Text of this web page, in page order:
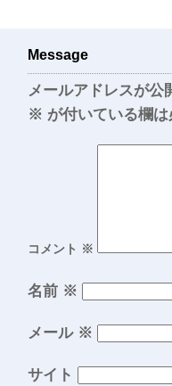
Message
メールアドレスが公
※ が付いている欄
コメント ※
名前 ※
メール ※
サイト